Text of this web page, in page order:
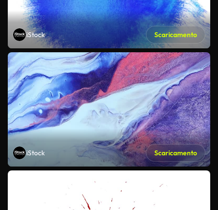
iStock Scaricamento
iStock Scaricamento